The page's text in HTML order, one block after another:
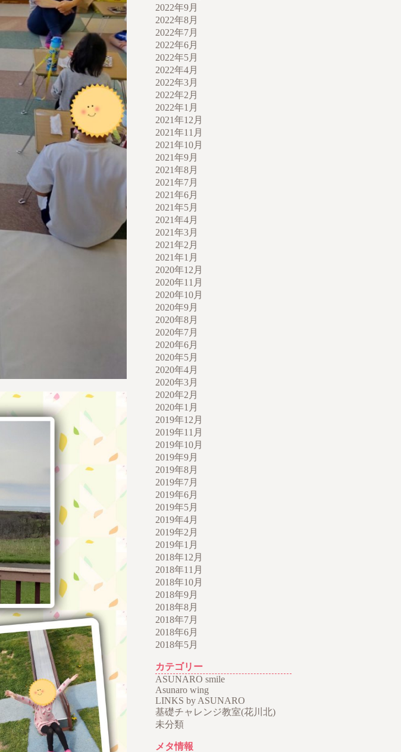
2022年9月
2022年8月
2022年7月
2022年6月
2022年5月
2022年4月
2022年3月
2022年2月
2022年1月
2021年12月
2021年11月
2021年10月
2021年9月
2021年8月
2021年7月
2021年6月
2021年5月
2021年4月
2021年3月
2021年2月
2021年1月
2020年12月
2020年11月
2020年10月
2020年9月
2020年8月
2020年7月
2020年6月
2020年5月
2020年4月
2020年3月
2020年2月
2020年1月
2019年12月
2019年11月
2019年10月
2019年9月
2019年8月
2019年7月
2019年6月
2019年5月
2019年4月
2019年2月
2019年1月
2018年12月
2018年11月
2018年10月
2018年9月
2018年8月
2018年7月
2018年6月
2018年5月
カテゴリー
ASUNARO smile
Asunaro wing
LINKS by ASUNARO
基礎チャレンジ教室(花川北)
未分類
メタ情報